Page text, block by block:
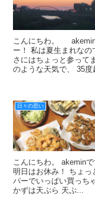
こんにちわ。 akemin
ー！ 私は夏生まれな
さにはちょっと参って
のような天気で、 35度
日々の思い
こんにちわ。 akemin
明日はお休み！ ちょ
パーでいっぱい買っち
かずは天ぷら 天ぷ...